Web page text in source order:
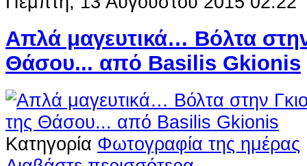
Απλά μαγευτικά… Βόλτα
Θάσου... από Βasilis Gkionis
Κατηγορία Φωτογραφία της ημέρας